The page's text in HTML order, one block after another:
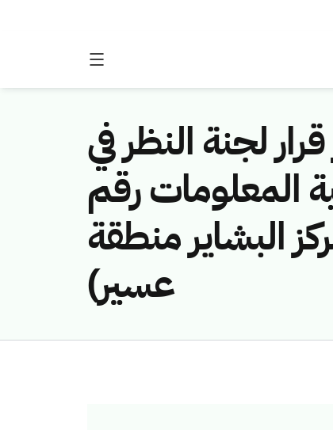
لجنة النظر في
المعلومات رقم
مركز البشاير منطقة
عسير)